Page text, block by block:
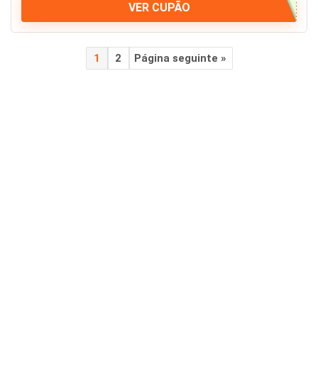
VER CUPÃO
1 2 Página seguinte »